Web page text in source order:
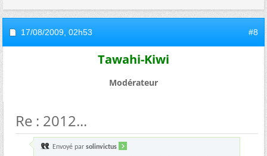
17/08/2009, 02h53 #8
Tawahi-Kiwi
Modérateur
Re : 2012...
Envoyé par solinvictus